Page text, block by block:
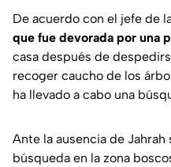
De acuerdo con el jefe de
que fue devorada por una
casa después de
recoger caucho de los
ha llevado a cabo una
Ante la ausencia de
búsqueda en la zona